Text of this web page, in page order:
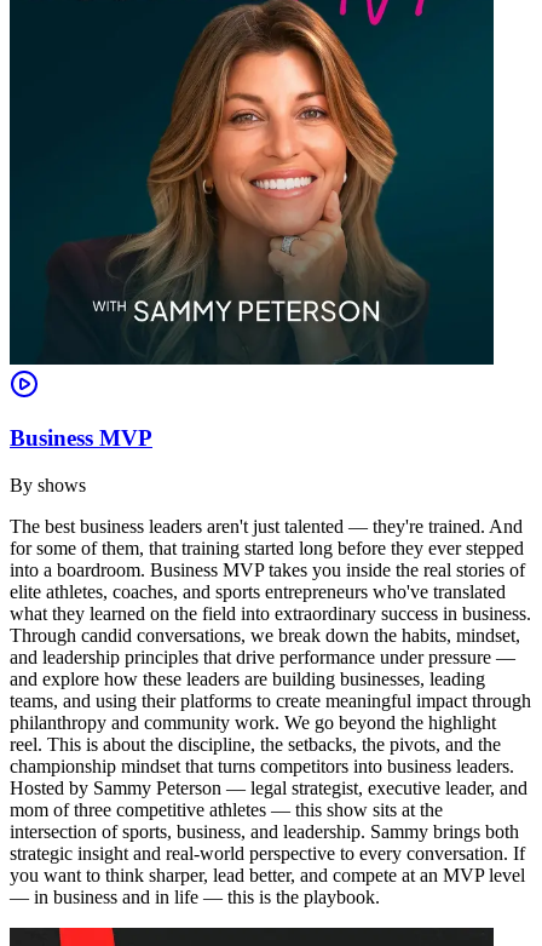
Business MVP
By shows
The best business leaders aren't just talented — they're trained. And
for some of them, that training started long before they ever stepped
into a boardroom. Business MVP takes you inside the real stories of
elite athletes, coaches, and sports entrepreneurs who've translated
what they learned on the field into extraordinary success in business.
Through candid conversations, we break down the habits, mindset,
and leadership principles that drive performance under pressure —
and explore how these leaders are building businesses, leading
teams, and using their platforms to create meaningful impact through
philanthropy and community work. We go beyond the highlight
reel. This is about the discipline, the setbacks, the pivots, and the
championship mindset that turns competitors into business leaders.
Hosted by Sammy Peterson — legal strategist, executive leader, and
mom of three competitive athletes — this show sits at the
intersection of sports, business, and leadership. Sammy brings both
strategic insight and real-world perspective to every conversation. If
you want to think sharper, lead better, and compete at an MVP level
— in business and in life — this is the playbook.